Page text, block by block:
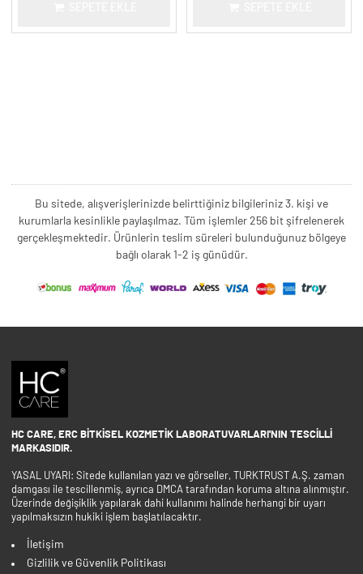
Bu sitede, alışverişlerinizde belirttiğiniz bilgileriniz 3. kişi ve
kurumlarla kesinlikle paylaşılmaz. Tüm işlemler 256 bit şifrelenerek
gerçekleşmektedir. Ürünlerin teslim süreleri bulunduğunuz bölgeye
bağlı olarak 1-2 iş günüdür.
HC CARE, ERC BITKISEL KOZMETIK LABORATUVARLARI'NIN TESCILLI
MARKASIDIR.
YASAL UYARI: Sitede kullanılan yazı ve görseller, TURKTRUST A.Ş. zaman
damgası ile tescillenmiş, ayrıca DMCA tarafından koruma altına alınmıştır.
Üzerinde değişiklik yapılarak dahi kullanımı halinde herhangi bir uyarı
yapılmaksızın hukiki işlem başlatılacaktır.
İletişim
Gizlilik ve Güvenlik Politikası